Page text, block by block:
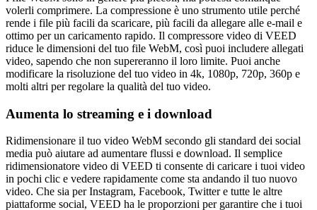
volerli comprimere. La compressione è uno strumento utile perché
rende i file più facili da scaricare, più facili da allegare alle e-mail e
ottimo per un caricamento rapido. Il compressore video di VEED
riduce le dimensioni del tuo file WebM, così puoi includere allegati
video, sapendo che non supereranno il loro limite. Puoi anche
modificare la risoluzione del tuo video in 4k, 1080p, 720p, 360p e
molti altri per regolare la qualità del tuo video.
Aumenta lo streaming e i download
Ridimensionare il tuo video WebM secondo gli standard dei social
media può aiutare ad aumentare flussi e download. Il semplice
ridimensionatore video di VEED ti consente di caricare i tuoi video
in pochi clic e vedere rapidamente come sta andando il tuo nuovo
video. Che sia per Instagram, Facebook, Twitter e tutte le altre
piattaforme social, VEED ha le proporzioni per garantire che i tuoi